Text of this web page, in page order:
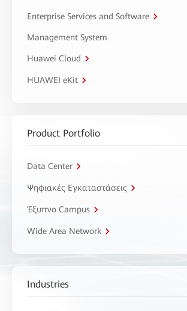
Enterprise Services and Software
Management System
Huawei Cloud
HUAWEI eKit
Product Portfolio
Data Center
Ψηφιακές Εγκαταστάσεις
Έξυπνο Campus
Wide Area Network
Industries